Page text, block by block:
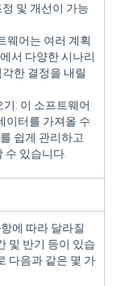
및 개선이 가능
웨어는 여러 계획
서 다양한 시나리
한 결정을 내릴
: 이 소프트웨어
이터를 가져올 수
쉽게 관리하고
수 있습니다.
에 따라 달라질
및 반기 등이 있습
다음과 같은 몇 가